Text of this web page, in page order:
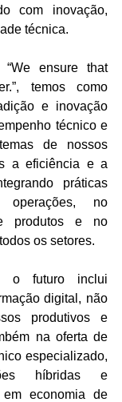
com inovação,
técnica.
ensure that
temos como
e inovação
técnico e
de nossos
a eficiência e a
práticas
operações, no
produtos e no
os setores.
o futuro inclui
digital, não
produtivos e
na oferta de
especializado,
híbridas e
economia de